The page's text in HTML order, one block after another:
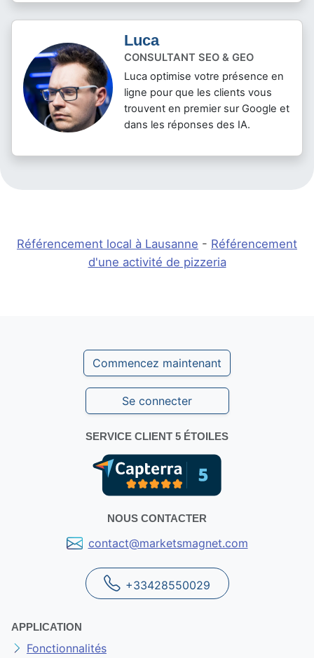
Luca
CONSULTANT SEO & GEO
Luca optimise votre présence en
ligne pour que les clients vous
trouvent en premier sur Google et
dans les réponses des IA.
Référencement local à Lausanne - Référencement
d'une activité de pizzeria
Commencez maintenant
Se connecter
SERVICE CLIENT 5 ÉTOILES
NOUS CONTACTER
contact@marketsmagnet.com
+33428550029
APPLICATION
Fonctionnalités